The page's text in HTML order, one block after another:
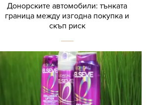
Донорските автомобили: тънката
граница между изгодна покупка и
скъп риск